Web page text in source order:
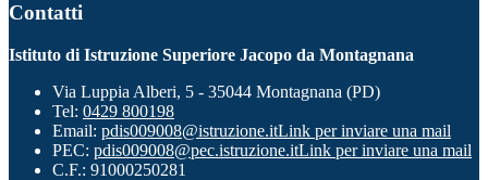
Contatti
Istituto di Istruzione Superiore Jacopo da Montagnana
Via Luppia Alberi, 5 - 35044 Montagnana (PD)
Tel: 0429 800198
Email: pdis009008@istruzione.itLink per inviare una mail
PEC: pdis009008@pec.istruzione.itLink per inviare una mail
C.F.: 91000250281